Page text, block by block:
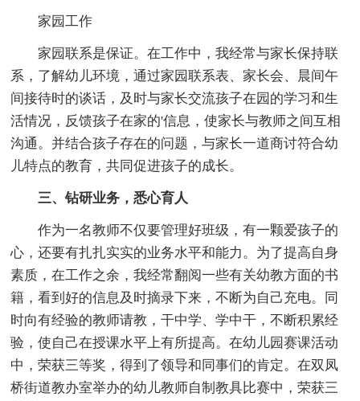
家园工作
家园联系是保证。在工作中，我经常与家长保持联
系，了解幼儿环境，通过家园联系表、家长会、晨间午
间接待时的谈话，及时与家长交流孩子在园的学习和生
活情况，反馈孩子在家的'信息，使家长与教师之间互相
沟通。并结合孩子存在的问题，与家长一道商讨符合幼
儿特点的教育，共同促进孩子的成长。
三、钻研业务，悉心育人
作为一名教师不仅要管理好班级，有一颗爱孩子的
心，还要有扎扎实实的业务水平和能力。为了提高自身
素质，在工作之余，我经常翻阅一些有关幼教方面的书
籍，看到好的信息及时摘录下来，不断为自己充电。同
时向有经验的教师请教，干中学、学中干，不断积累经
验，使自己在授课水平上有所提高。在幼儿园赛课活动
中，荣获三等奖，得到了领导和同事们的肯定。在双凤
桥街道教办室举办的幼儿教师自制教具比赛中，荣获三